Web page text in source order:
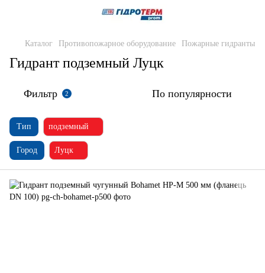
Каталог Противопожарное оборудование Пожарные гидранты
Гидрант подземный Луцк
Фильтр 2 По популярности
Тип подземный
Город Луцк